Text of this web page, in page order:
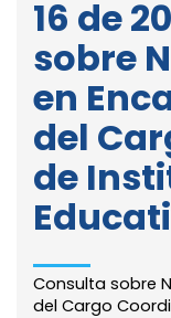
16 de
sobre
en
del
de
Consulta sobre
del Cargo